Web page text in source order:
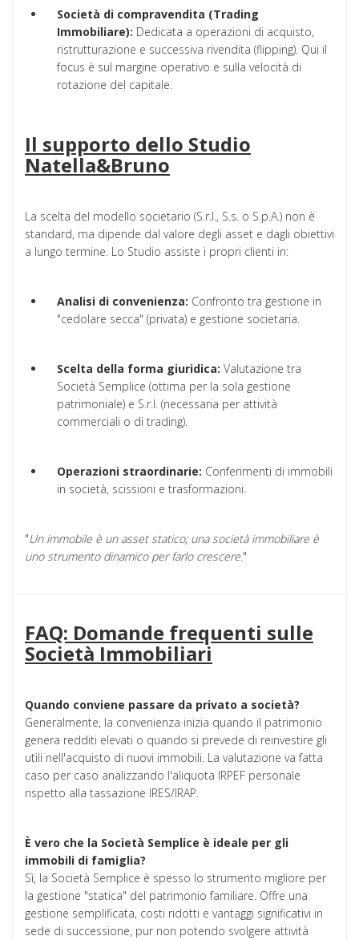
Società di compravendita (Trading
Immobiliare): Dedicata a operazioni di acquisto,
ristrutturazione e successiva rivendita (flipping). Qui il
focus è sul margine operativo e sulla velocità di
rotazione del capitale.
Il supporto dello Studio
Natella&Bruno
La scelta del modello societario (S.r.l., S.s. o S.p.A.) non è
standard, ma dipende dal valore degli asset e dagli obiettivi
a lungo termine. Lo Studio assiste i propri clienti in:
Analisi di convenienza: Confronto tra gestione in
"cedolare secca" (privata) e gestione societaria.
Scelta della forma giuridica: Valutazione tra
Società Semplice (ottima per la sola gestione
patrimoniale) e S.r.l. (necessaria per attività
commerciali o di trading).
Operazioni straordinarie: Conferimenti di immobili
in società, scissioni e trasformazioni.
"Un immobile è un asset statico; una società immobiliare è
uno strumento dinamico per farlo crescere."
FAQ: Domande frequenti sulle
Società Immobiliari
Quando conviene passare da privato a società?
Generalmente, la convenienza inizia quando il patrimonio
genera redditi elevati o quando si prevede di reinvestire gli
utili nell'acquisto di nuovi immobili. La valutazione va fatta
caso per caso analizzando l'aliquota IRPEF personale
rispetto alla tassazione IRES/IRAP.
È vero che la Società Semplice è ideale per gli
immobili di famiglia?
Sì, la Società Semplice è spesso lo strumento migliore per
la gestione "statica" del patrimonio familiare. Offre una
gestione semplificata, costi ridotti e vantaggi significativi in
sede di successione, pur non potendo svolgere attività